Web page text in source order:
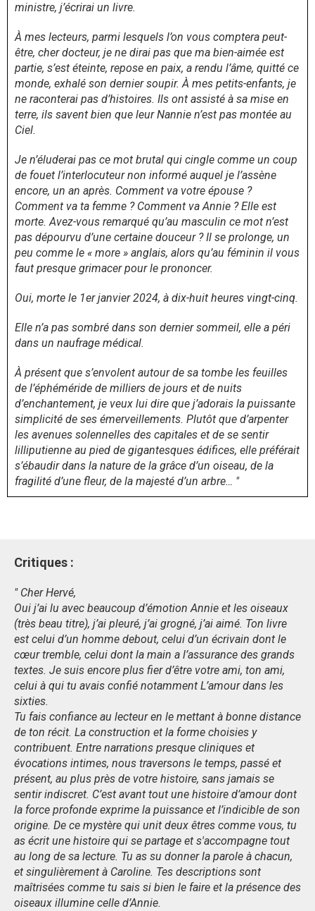
ministre, j’écrirai un livre.
À mes lecteurs, parmi lesquels l’on vous comptera peut-
être, cher docteur, je ne dirai pas que ma bien-aimée est
partie, s’est éteinte, repose en paix, a rendu l’âme, quitté ce
monde, exhalé son dernier soupir. À mes petits-enfants, je
ne raconterai pas d’histoires. Ils ont assisté à sa mise en
terre, ils savent bien que leur Nannie n’est pas montée au
Ciel.
Je n’éluderai pas ce mot brutal qui cingle comme un coup
de fouet l’interlocuteur non informé auquel je l’assène
encore, un an après. Comment va votre épouse ?
Comment va ta femme ? Comment va Annie ? Elle est
morte. Avez-vous remarqué qu’au masculin ce mot n’est
pas dépourvu d’une certaine douceur ? Il se prolonge, un
peu comme le « more » anglais, alors qu’au féminin il vous
faut presque grimacer pour le prononcer.
Oui, morte le 1er janvier 2024, à dix-huit heures vingt-cinq.
Elle n’a pas sombré dans son dernier sommeil, elle a péri
dans un naufrage médical.
À présent que s’envolent autour de sa tombe les feuilles
de l’éphéméride de milliers de jours et de nuits
d’enchantement, je veux lui dire que j’adorais la puissante
simplicité de ses émerveillements. Plutôt que d’arpenter
les avenues solennelles des capitales et de se sentir
lilliputienne au pied de gigantesques édifices, elle préférait
s’ébaudir dans la nature de la grâce d’un oiseau, de la
fragilité d’une fleur, de la majesté d’un arbre… "
Critiques :
" Cher Hervé,
Oui j’ai lu avec beaucoup d’émotion Annie et les oiseaux
(très beau titre), j’ai pleuré, j’ai grogné, j’ai aimé. Ton livre
est celui d’un homme debout, celui d’un écrivain dont le
cœur tremble, celui dont la main a l’assurance des grands
textes. Je suis encore plus fier d’être votre ami, ton ami,
celui à qui tu avais confié notamment L’amour dans les
sixties.
Tu fais confiance au lecteur en le mettant à bonne distance
de ton récit. La construction et la forme choisies y
contribuent. Entre narrations presque cliniques et
évocations intimes, nous traversons le temps, passé et
présent, au plus près de votre histoire, sans jamais se
sentir indiscret. C’est avant tout une histoire d’amour dont
la force profonde exprime la puissance et l’indicible de son
origine. De ce mystère qui unit deux êtres comme vous, tu
as écrit une histoire qui se partage et s'accompagne tout
au long de sa lecture. Tu as su donner la parole à chacun,
et singulièrement à Caroline. Tes descriptions sont
maîtrisées comme tu sais si bien le faire et la présence des
oiseaux illumine celle d’Annie.